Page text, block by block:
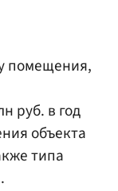
помещения,
руб. в год
объекта
типа